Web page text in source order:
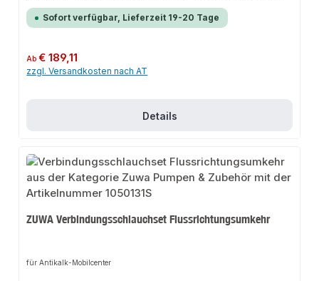
Sofort verfügbar, Lieferzeit 19-20 Tage
Regulärer Preis:
Ab€ 189,11
zzgl. Versandkosten nach AT
Details
ZUWA Verbindungsschlauchset Flussrichtungsumkehr
für Antikalk-Mobilcenter